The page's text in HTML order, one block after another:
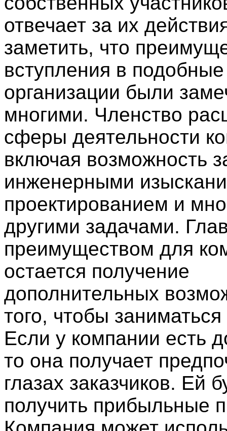
отвечает за их
заметить, что
вступления в подобные
организации были
многими. Членство
сферы деятельности
включая возможность
инженерными
проектированием и
другими задачами.
преимуществом для
остается получение
дополнительных
того, чтобы
Если у компании есть
то она получает
глазах заказчиков. Ей
получить прибыльные